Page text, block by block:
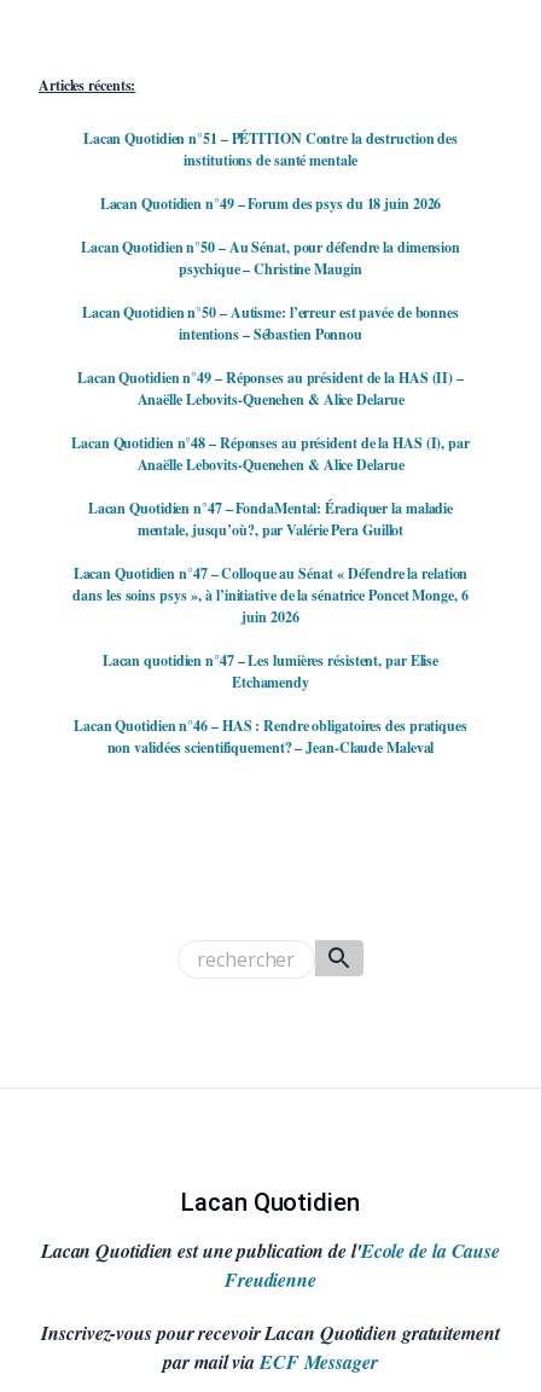
Articles récents:
Lacan Quotidien n°51 – PÉTITION Contre la destruction des
institutions de santé mentale
Lacan Quotidien n°49 – Forum des psys du 18 juin 2026
Lacan Quotidien n°50 – Au Sénat, pour défendre la dimension
psychique – Christine Maugin
Lacan Quotidien n°50 – Autisme: l’erreur est pavée de bonnes
intentions – Sébastien Ponnou
Lacan Quotidien n°49 – Réponses au président de la HAS (II) –
Anaëlle Lebovits-Quenehen & Alice Delarue
Lacan Quotidien n°48 – Réponses au président de la HAS (I), par
Anaëlle Lebovits-Quenehen & Alice Delarue
Lacan Quotidien n°47 – FondaMental: Éradiquer la maladie
mentale, jusqu’où?, par Valérie Pera Guillot
Lacan Quotidien n°47 – Colloque au Sénat « Défendre la relation
dans les soins psys », à l’initiative de la sénatrice Poncet Monge, 6
juin 2026
Lacan quotidien n°47 – Les lumières résistent, par Elise
Etchamendy
Lacan Quotidien n°46 – HAS : Rendre obligatoires des pratiques
non validées scientifiquement? – Jean-Claude Maleval
Lacan Quotidien
Lacan Quotidien est une publication de l'Ecole de la Cause
Freudienne
Inscrivez-vous pour recevoir Lacan Quotidien gratuitement
par mail viaECF Messager